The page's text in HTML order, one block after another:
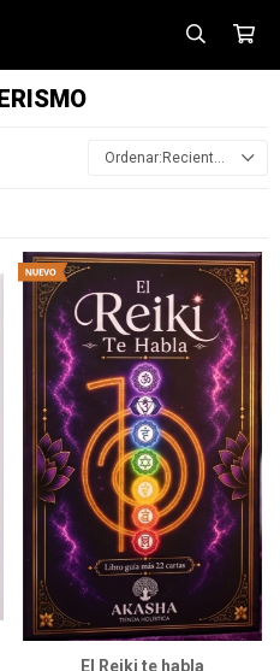
Recientes
El Reiki te habla